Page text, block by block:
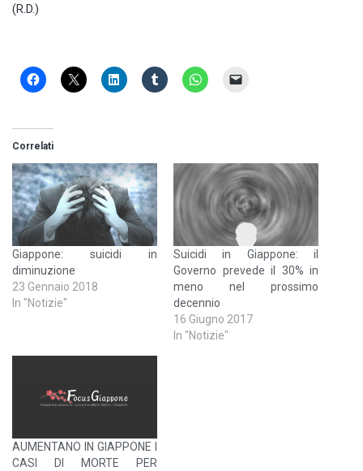
(R.D.)
Correlati
Giappone: suicidi in
diminuzione
23 Gennaio 2018
In "Notizie"
Suicidi in Giappone: il
Governo prevede il 30% in
meno nel prossimo
decennio
16 Giugno 2017
In "Notizie"
AUMENTANO IN GIAPPONE I
CASI DI MORTE PER